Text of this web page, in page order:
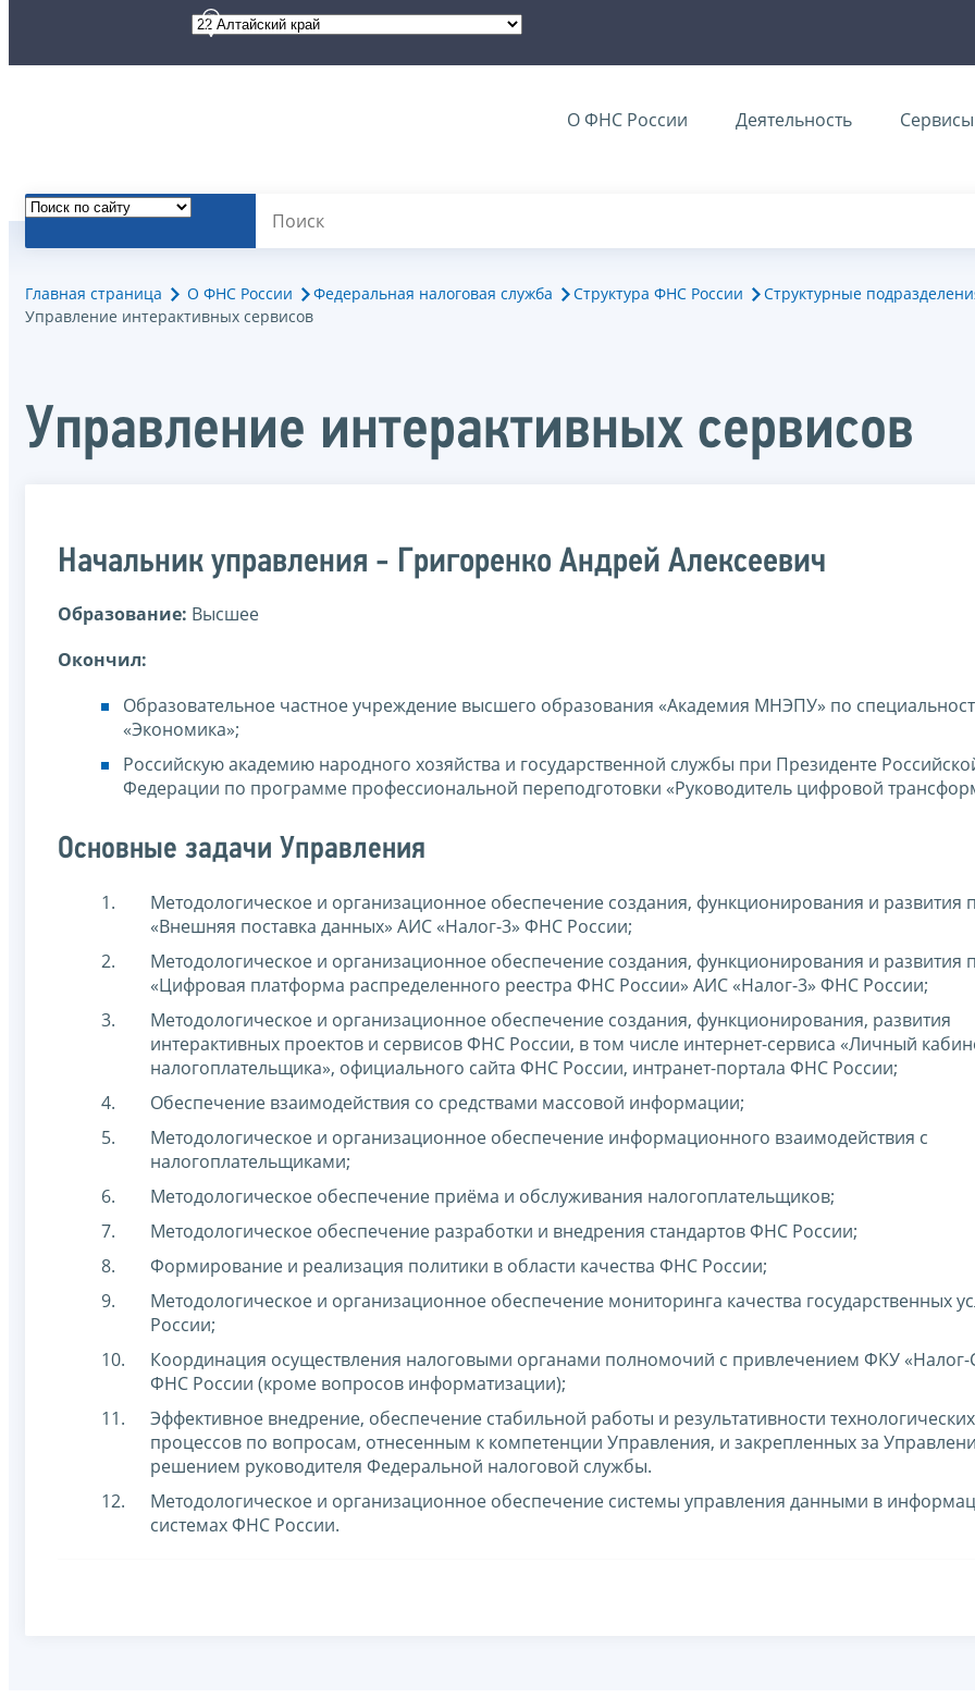
О ФНС России Деятельность Сервисы
Главная страница О ФНС России Федеральная налоговая служба Структура ФНС России
Структурные
Управление интерактивных сервисов
Управление интерактивных сервисов
Начальник управления - Григоренко Андрей Алексеевич
Образование: Высшее
Окончил:
Образовательное частное учреждение высшего образования «Академия МНЭПУ» по
«Экономика»;
Российскую академию народного хозяйства и государственной службы при Президенте
Федерации по программе профессиональной переподготовки «Руководитель цифровой
Основные задачи Управления
Методологическое и организационное обеспечение создания, функционирования и развития
«Внешняя поставка данных» АИС «Налог-3» ФНС России;
Методологическое и организационное обеспечение создания, функционирования и развития
«Цифровая платформа распределенного реестра ФНС России» АИС «Налог-3» ФНС России;
Методологическое и организационное обеспечение создания, функционирования, развития
интерактивных проектов и сервисов ФНС России, в том числе интернет-сервиса «Личный
налогоплательщика», официального сайта ФНС России, интранет-портала ФНС России;
Обеспечение взаимодействия со средствами массовой информации;
Методологическое и организационное обеспечение информационного взаимодействия с
налогоплательщиками;
Методологическое обеспечение приёма и обслуживания налогоплательщиков;
Методологическое обеспечение разработки и внедрения стандартов ФНС России;
Формирование и реализация политики в области качества ФНС России;
Методологическое и организационное обеспечение мониторинга качества государственных
России;
Координация осуществления налоговыми органами полномочий с привлечением ФКУ «Налог-
ФНС России (кроме вопросов информатизации);
Эффективное внедрение, обеспечение стабильной работы и результативности технологических
процессов по вопросам, отнесенным к компетенции Управления, и закрепленных за
решением руководителя Федеральной налоговой службы.
Методологическое и организационное обеспечение системы управления данными в
системах ФНС России.